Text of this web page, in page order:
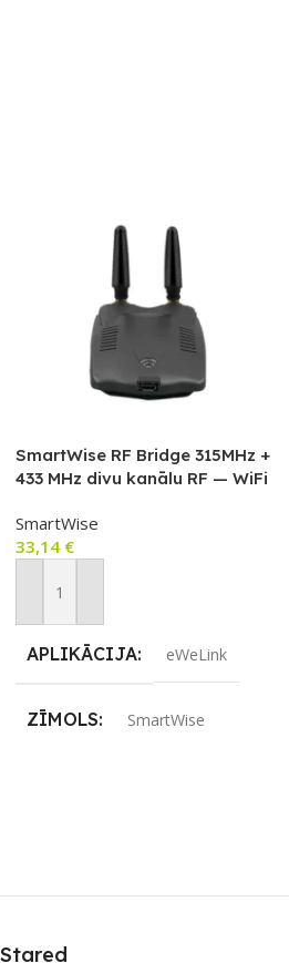
SmartWise RF Bridge 315MHz +
433 MHz divu kanālu RF — WiFi
SmartWise
33,14 €
Pievienot Grozam
APLIKĀCIJA eWeLink
ZĪMOLS SmartWise